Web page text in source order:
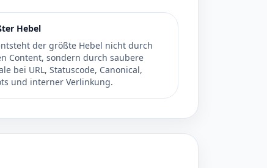
Hebel
der größte Hebel nicht durch
Content, sondern durch saubere
bei URL, Statuscode, Canonical,
und interner Verlinkung.